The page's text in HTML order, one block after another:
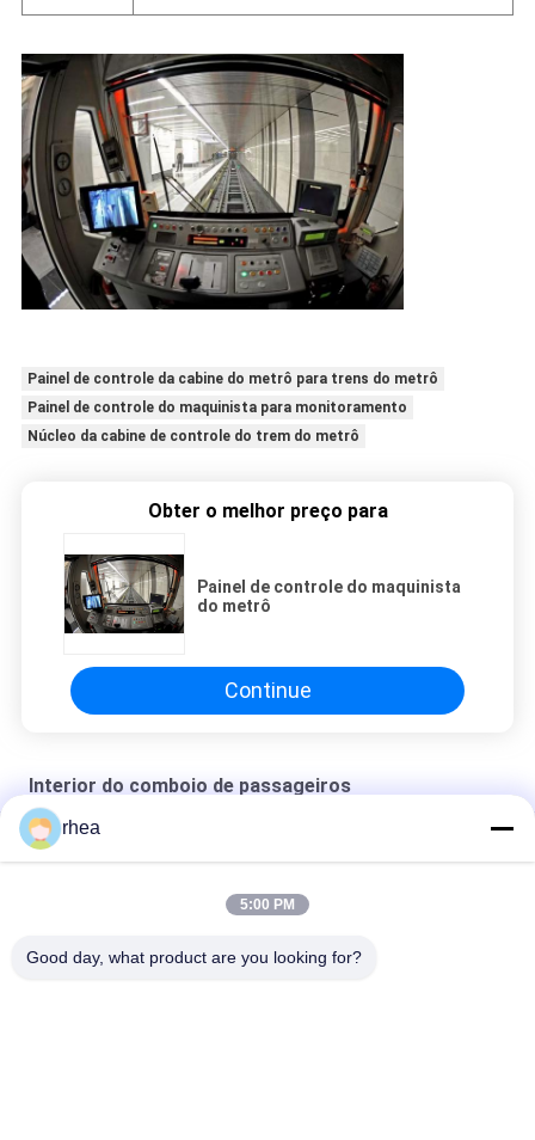
Painel de controle da cabine do metrô para trens do metrô
Painel de controle do maquinista para monitoramento
Núcleo da cabine de controle do trem do metrô
Obter o melhor preço para
Painel de controle do maquinista
do metrô
Continue
Interior do comboio de passageiros
Console do motorista do modelo de exportação
rhea
5:00 PM
Good day, what product are you looking for?